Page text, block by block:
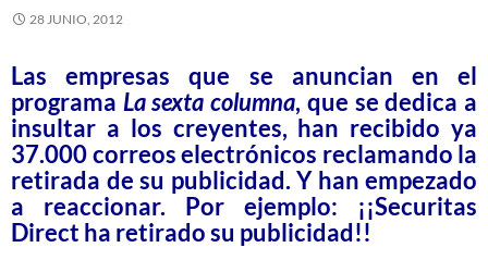
28 JUNIO, 2012
Las empresas que se anuncian en el
programa La sexta columna, que se dedica a
insultar a los creyentes, han recibido ya
37.000 correos electrónicos reclamando la
retirada de su publicidad. Y han empezado
a reaccionar. Por ejemplo: ¡¡Securitas
Direct ha retirado su publicidad!!